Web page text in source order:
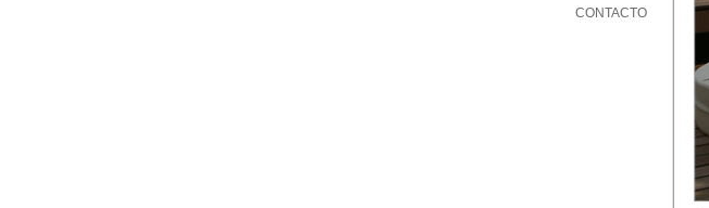
CONTACTO